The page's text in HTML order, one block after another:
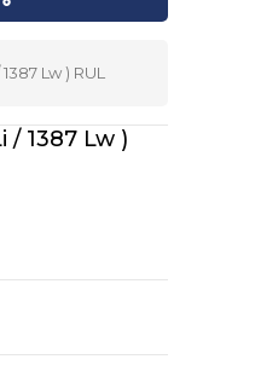
Lw ) RUL
/ 1387 Lw )